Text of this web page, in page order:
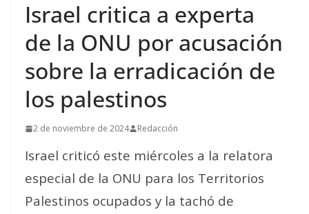
Israel critica a experta
de la ONU por acusación
sobre la erradicación de
los palestinos
2 de noviembre de 2024 Redacción
Israel criticó este miércoles a la relatora
especial de la ONU para los Territorios
Palestinos ocupados y la tachó de